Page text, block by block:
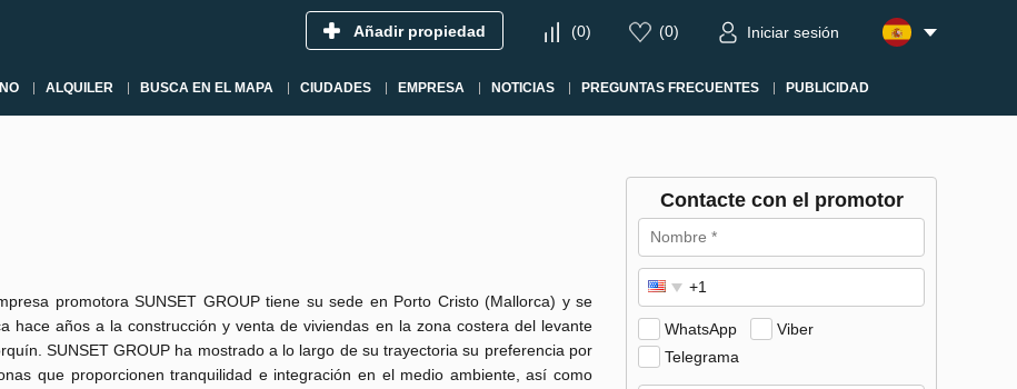
Añadir propiedad (0) (0) Iniciar sesión
ALQUILER BUSCA EN EL MAPA CIUDADES EMPRESA NOTICIAS PREGUNTAS FRECUENTES PUBLICIDAD
promotora SUNSET GROUP tiene su sede en Porto Cristo (Mallorca) y se
hace años a la construcción y venta de viviendas en la zona costera del levante
SUNSET GROUP ha mostrado a lo largo de su trayectoria su preferencia por
que proporcionen tranquilidad e integración en el medio ambiente, así como
Contacte con el promotor
WhatsApp
Viber
Telegrama